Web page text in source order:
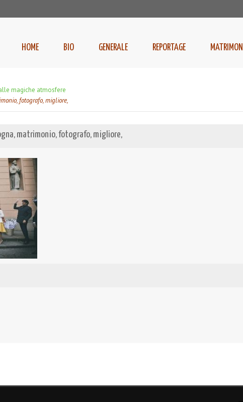
HOME BIO GENERALE REPORTAGE MATRIMONI
magiche atmosfere
fotografo, migliore,
matrimonio, fotografo, migliore,